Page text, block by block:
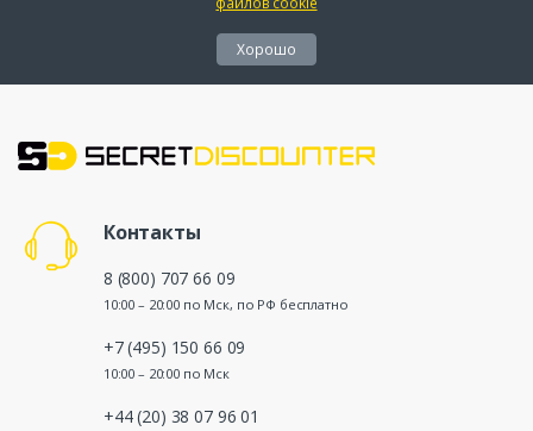
Хорошо
Контакты
8 (800) 707 66 09
10:00 – 20:00 по Мск, по РФ бесплатно
+7 (495) 150 66 09
10:00 – 20:00 по Мск
+44 (20) 38 07 96 01